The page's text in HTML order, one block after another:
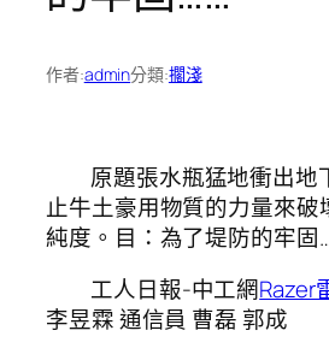
作者:admin分類:擱淺
原題張水瓶猛地衝出地
止牛土豪用物質的力量來破
純度。目：為了堤防的牢固
工人日報-中工網Razer
李昱霖 通信員 曹磊 郭成